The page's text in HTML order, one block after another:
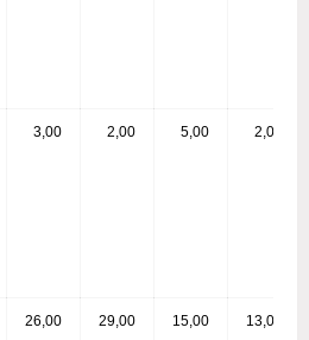
3,00 2,00 5,00 2,00
26,00 29,00 15,00 13,00